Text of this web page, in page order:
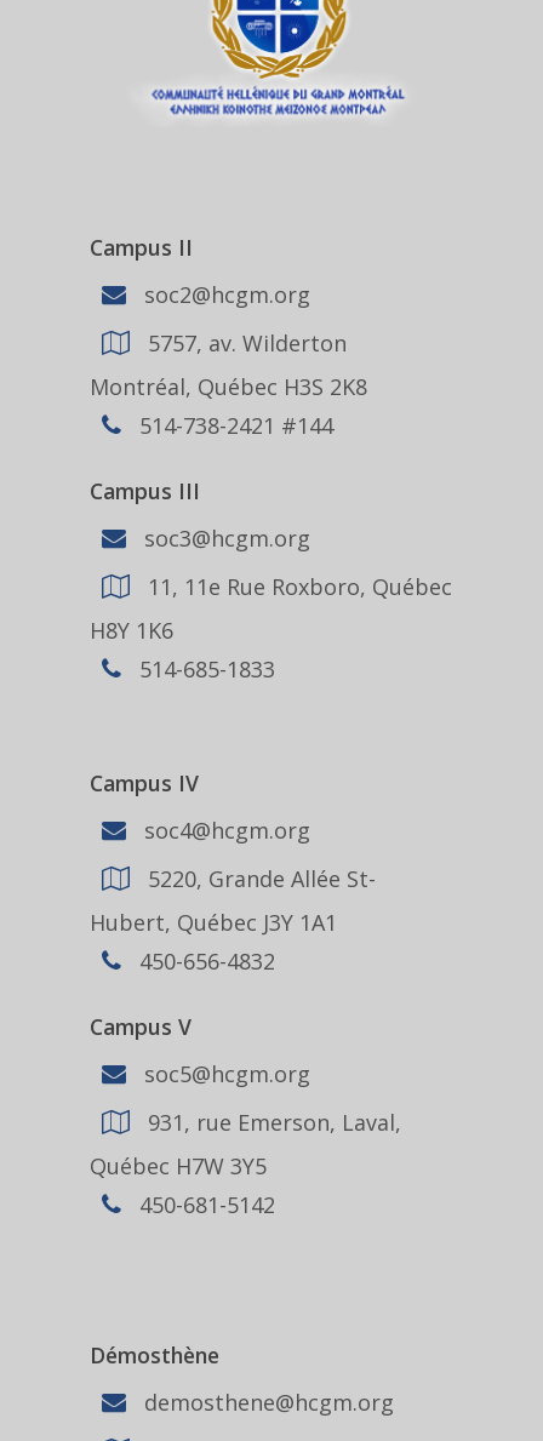
Campus II
soc2@hcgm.org
5757, av. Wilderton
Montréal, Québec H3S 2K8
514-738-2421 #144
Campus III
soc3@hcgm.org
11, 11e Rue Roxboro, Québec
H8Y 1K6
514-685-1833
Campus IV
soc4@hcgm.org
5220, Grande Allée St-
Hubert, Québec J3Y 1A1
450-656-4832
Campus V
soc5@hcgm.org
931, rue Emerson, Laval,
Québec H7W 3Y5
450-681-5142
Démosthène
demosthene@hcgm.org